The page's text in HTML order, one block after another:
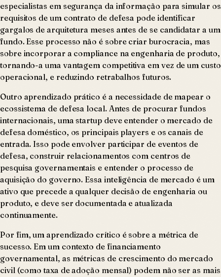
especialistas em segurança da informação para simular os
requisitos de um contrato de defesa pode identificar
gargalos de arquitetura meses antes de se candidatar a um
fundo. Esse processo não é sobre criar burocracia, mas
sobre incorporar a compliance na engenharia de produto,
tornando-a uma vantagem competitiva em vez de um custo
operacional, e reduzindo retrabalhos futuros.
Outro aprendizado prático é a necessidade de mapear o
ecossistema de defesa local. Antes de procurar fundos
internacionais, uma startup deve entender o mercado de
defesa doméstico, os principais players e os canais de
entrada. Isso pode envolver participar de eventos de
defesa, construir relacionamentos com centros de
pesquisa governamentais e entender o processo de
aquisição do governo. Essa inteligência de mercado é um
ativo que precede a qualquer decisão de engenharia ou
produto, e deve ser documentada e atualizada
continuamente.
Por fim, um aprendizado crítico é sobre a métrica de
sucesso. Em um contexto de financiamento
governamental, as métricas de crescimento do mercado
civil (como taxa de adoção mensal) podem não ser as mais